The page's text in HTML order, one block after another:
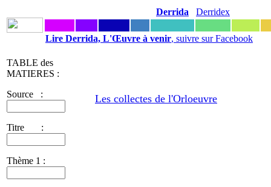
Derrida Derridex
Lire Derrida, L'Œuvre à venir, suivre sur Facebook
TABLE des
MATIERES :
Source :
Titre :
Thème 1 :
Les collectes de l'Orloeuvre